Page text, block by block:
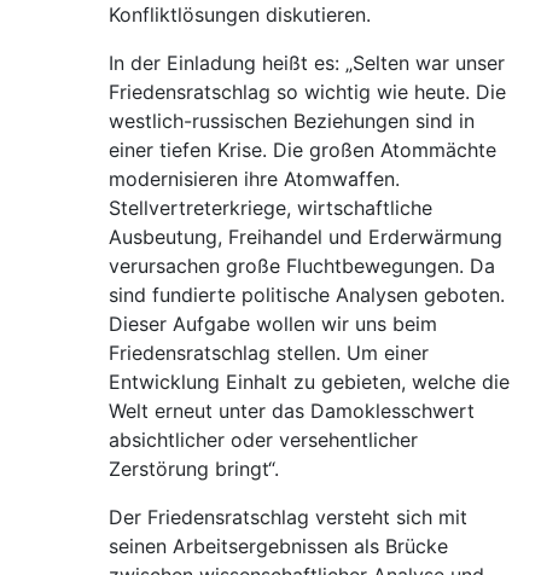
Konfliktlösungen diskutieren.
In der Einladung heißt es: „Selten war unser
Friedensratschlag so wichtig wie heute. Die
westlich-russischen Beziehungen sind in
einer tiefen Krise. Die großen Atommächte
modernisieren ihre Atomwaffen.
Stellvertreterkriege, wirtschaftliche
Ausbeutung, Freihandel und Erderwärmung
verursachen große Fluchtbewegungen. Da
sind fundierte politische Analysen geboten.
Dieser Aufgabe wollen wir uns beim
Friedensratschlag stellen. Um einer
Entwicklung Einhalt zu gebieten, welche die
Welt erneut unter das Damoklesschwert
absichtlicher oder versehentlicher
Zerstörung bringt“.
Der Friedensratschlag versteht sich mit
seinen Arbeitsergebnissen als Brücke